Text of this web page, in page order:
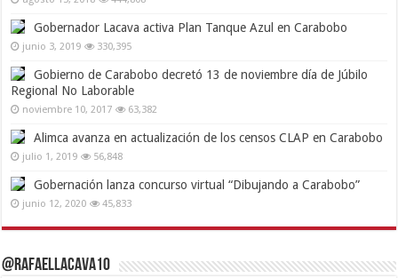
Gobernador Lacava activa Plan Tanque Azul en Carabobo
junio 3, 2019 330,395
Gobierno de Carabobo decretó 13 de noviembre día de Júbilo
Regional No Laborable
noviembre 10, 2017 63,382
Alimca avanza en actualización de los censos CLAP en Carabobo
julio 1, 2019 56,848
Gobernación lanza concurso virtual “Dibujando a Carabobo”
junio 12, 2020 45,833
@RafaelLacava10